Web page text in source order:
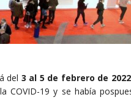
del 3 al 5 de febrero de 2022
COVID-19 y se había